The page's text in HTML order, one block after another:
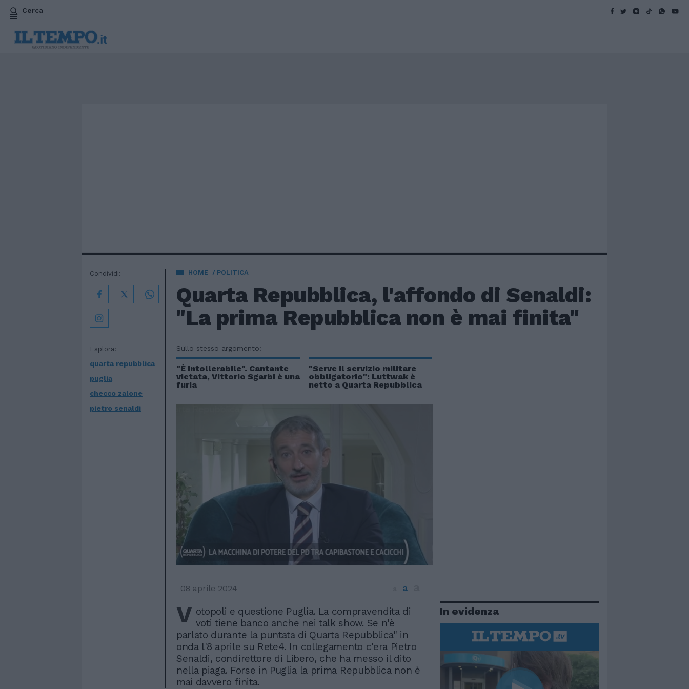
Cerca
HOME POLITICA
Quarta Repubblica, l'affondo di Senaldi:
"La prima Repubblica non è mai finita"
Esplora:
quarta repubblica
puglia
checco zalone
pietro senaldi
Condividi:
Sullo stesso argomento:
"È intollerabile". Cantante
vietata, Vittorio Sgarbi è una
furia
"Serve il servizio militare
obbligatorio": Luttwak è
netto a Quarta Repubblica
08 aprile 2024 a
V otopoli e questione Puglia. La compravendita di
voti tiene banco anche nei talk show. Se n'è
parlato durante la puntata di Quarta Repubblica" in
onda l'8 aprile su Rete4. In collegamento c'era Pietro
Senaldi, condirettore di Libero, che ha messo il dito
nella piaga. Forse in Puglia la prima Repubblica non è
mai davvero finita.
In evidenza